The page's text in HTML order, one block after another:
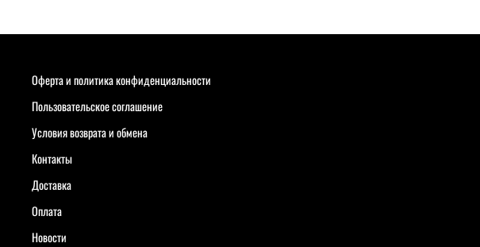
Оферта и политика конфиденциальности
Пользовательское соглашение
Условия возврата и обмена
Контакты
Доставка
Оплата
Новости